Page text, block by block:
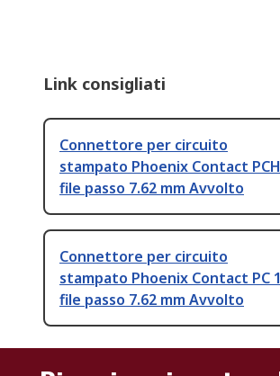
Link consigliati
Connettore per circuito
stampato Phoenix Contact
file passo 7.62 mm Avvolto
Connettore per circuito
stampato Phoenix Contact PC 1
file passo 7.62 mm Avvolto